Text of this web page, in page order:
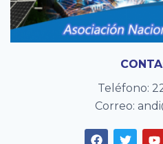
Teléfono:
Correo: